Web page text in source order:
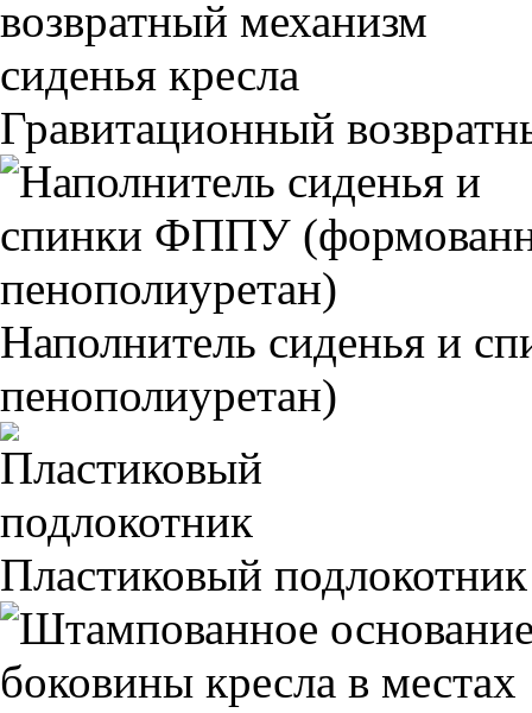
Гравитационный
Наполнитель сиденья и
пенополиуретан)
Пластиковый подлокотник